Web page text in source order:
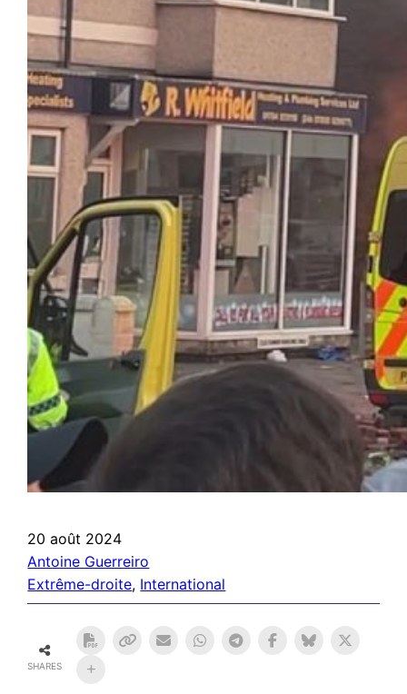
20 août 2024
Antoine Guerreiro
Extrême-droite, International
SHARES